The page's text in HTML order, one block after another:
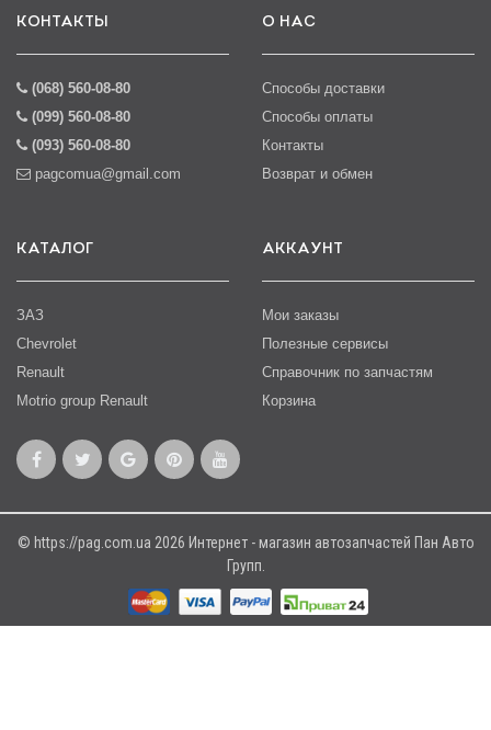
КОНТАКТЫ
(068) 560-08-80
(099) 560-08-80
(093) 560-08-80
pagcomua@gmail.com
О НАС
Способы доставки
Способы оплаты
Контакты
Возврат и обмен
КАТАЛОГ
ЗАЗ
Chevrolet
Renault
Motrio group Renault
АККАУНТ
Мои заказы
Полезные сервисы
Справочник по запчастям
Корзина
© https://pag.com.ua 2026 Интернет - магазин автозапчастей Пан Авто
Групп.